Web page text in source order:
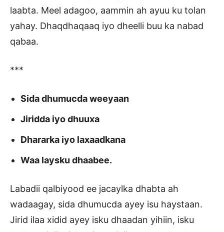
laabta. Meel adagoo, aammin ah ayuu ku tolan
yahay. Dhaqdhaqaaq iyo dheelli buu ka nabad
qabaa.
***
Sida dhumucda weeyaan
Jiridda iyo dhuuxa
Dhararka iyo laxaadkana
Waa laysku dhaabee.
Labadii qalbiyood ee jacaylka dhabta ah
wadaagay, sida dhumucda ayey isu haystaan.
Jirid ilaa xidid ayey isku dhaadan yihiin, isku